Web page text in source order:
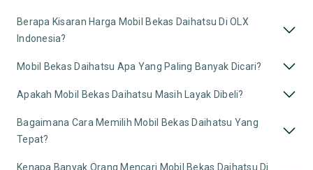
Berapa Kisaran Harga Mobil Bekas Daihatsu Di OLX
Indonesia?
Mobil Bekas Daihatsu Apa Yang Paling Banyak Dicari?
Apakah Mobil Bekas Daihatsu Masih Layak Dibeli?
Bagaimana Cara Memilih Mobil Bekas Daihatsu Yang
Tepat?
Kenapa Banyak Orang Mencari Mobil Bekas Daihatsu Di